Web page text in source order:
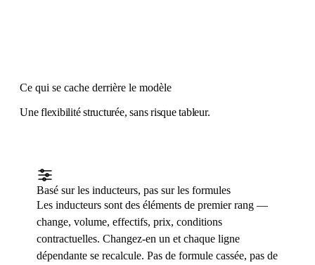
Ce qui se cache derrière le modèle
Une flexibilité structurée, sans risque tableur.
Basé sur les inducteurs, pas sur les formules
Les inducteurs sont des éléments de premier rang —
change, volume, effectifs, prix, conditions
contractuelles. Changez-en un et chaque ligne
dépendante se recalcule. Pas de formule cassée, pas de